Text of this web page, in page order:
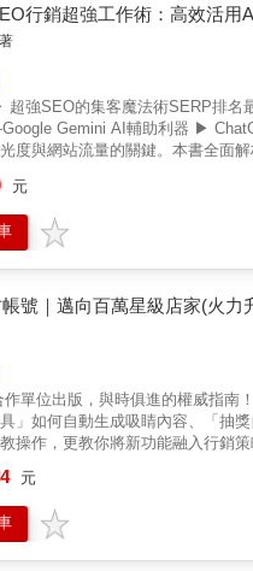
品牌）。你將學到如何樹立直播
給讀者的一封信 這本書，不會教
的，是讓你理解──直播不是一場
說話時，心裡只有一個想法：「
是我人生新的開始。 一路走來，
」與「和人連結」的方式。很多
超好的人才行？」 我的答案是
以學習、可以練習的專業。」●這
是品牌經營者、創業者、行銷人
：勘查基地與市場（宏觀趨勢
未來擴展（長期品牌發展）。每
Network，是指多頻道網路公
• 成為直播主的心態與準備。• 實
趨勢。 總結來說，本書的設計就
如何操作（實戰技巧），最終實
行銷超強工作術：高效活用
著
超強SEO的集客魔法術SERP排
Gemini AI輔助利器 ▶
度與網站流量的關鍵。本書全面
Gemini、ChatGPT 5在SEO實
技術面問題，幫你完成SEO優化
網站流量的關鍵。本書全面解析最
動表格整理、多語言頁面分析等
，本書也更新了ChatGPT 5的全
群與廣告文案撰寫，到301轉址
」的最新實務，是行銷人、創
群小編與相關網際網路從業人員
元
號｜邁向百萬星級店家(火力
單位出版，與時俱進的權威指南
」如何自動生成吸睛內容、「抽
操作，更教你將新功能融入行銷
模擬各類業態店家情境，互動學
，業績提升的絕技！ 【功能進化
息：提供便捷服務，創造品牌價值
元